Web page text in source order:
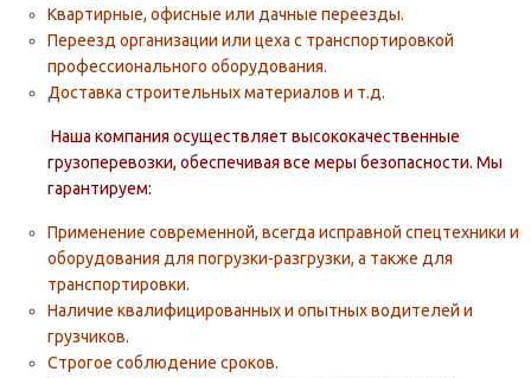
Квартирные, офисные или дачные переезды.
Переезд организации или цеха с транспортировкой
профессионального оборудования.
Доставка строительных материалов и т.д.
Наша компания осуществляет высококачественные
грузоперевозки, обеспечивая все меры безопасности. Мы
гарантируем:
Применение современной, всегда исправной спецтехники и
оборудования для погрузки-разгрузки, а также для
транспортировки.
Наличие квалифицированных и опытных водителей и
грузчиков.
Строгое соблюдение сроков.